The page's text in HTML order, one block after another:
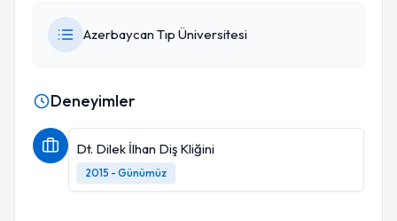
Azerbaycan Tıp Üniversitesi
Deneyimler
Dt. Dilek İlhan Diş Kliğini
2015 - Günümüz